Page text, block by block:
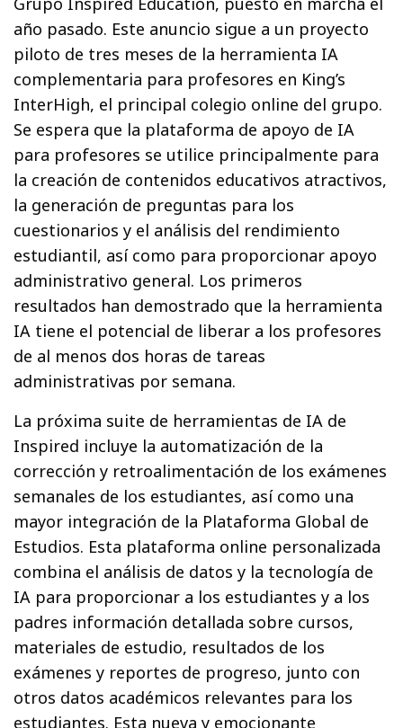
año pasado. Este anuncio sigue a un proyecto
piloto de tres meses de la herramienta IA
complementaria para profesores en King’s
InterHigh, el principal colegio online del grupo.
Se espera que la plataforma de apoyo de IA
para profesores se utilice principalmente para
la creación de contenidos educativos atractivos,
la generación de preguntas para los
cuestionarios y el análisis del rendimiento
estudiantil, así como para proporcionar apoyo
administrativo general. Los primeros
resultados han demostrado que la herramienta
IA tiene el potencial de liberar a los profesores
de al menos dos horas de tareas
administrativas por semana.
La próxima suite de herramientas de IA de
Inspired incluye la automatización de la
corrección y retroalimentación de los exámenes
semanales de los estudiantes, así como una
mayor integración de la Plataforma Global de
Estudios. Esta plataforma online personalizada
combina el análisis de datos y la tecnología de
IA para proporcionar a los estudiantes y a los
padres información detallada sobre cursos,
materiales de estudio, resultados de los
exámenes y reportes de progreso, junto con
otros datos académicos relevantes para los
estudiantes. Esta nueva y emocionante